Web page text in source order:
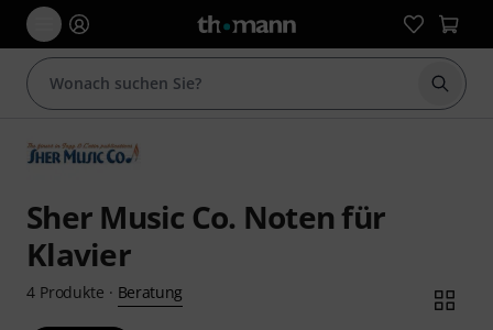
Suche
Sher Music Co. Noten für
Klavier
4 Produkte · Beratung